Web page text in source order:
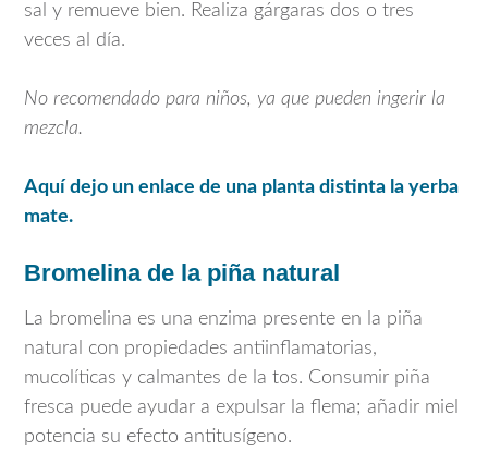
sal y remueve bien. Realiza gárgaras dos o tres
veces al día.
No recomendado para niños, ya que pueden ingerir la
mezcla.
Aquí dejo un enlace de una planta distinta la yerba
mate.
Bromelina de la piña natural
La bromelina es una enzima presente en la piña
natural con propiedades antiinflamatorias,
mucolíticas y calmantes de la tos. Consumir piña
fresca puede ayudar a expulsar la flema; añadir miel
potencia su efecto antitusígeno.